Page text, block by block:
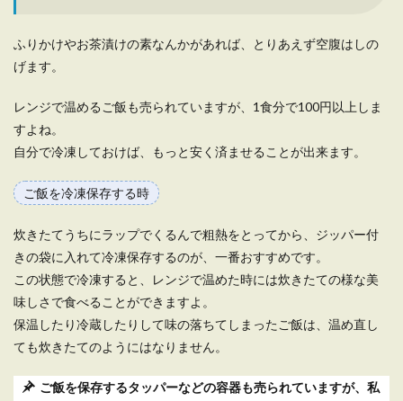
ふりかけやお茶漬けの素なんかがあれば、とりあえず空腹はしの
げます。
レンジで温めるご飯も売られていますが、1食分で100円以上しま
すよね。
自分で冷凍しておけば、もっと安く済ませることが出来ます。
ご飯を冷凍保存する時
炊きたてうちにラップでくるんで粗熱をとってから、ジッパー付
きの袋に入れて冷凍保存するのが、一番おすすめです。
この状態で冷凍すると、レンジで温めた時には炊きたての様な美
味しさで食べることができますよ。
保温したり冷蔵したりして味の落ちてしまったご飯は、温め直し
ても炊きたてのようにはなりません。
ご飯を保存するタッパーなどの容器も売られていますが、私